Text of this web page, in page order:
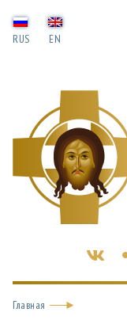
RUS EN
Главная